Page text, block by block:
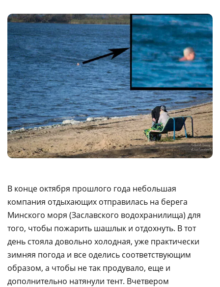
В конце октября прошлого года небольшая
компания отдыхающих отправилась на берега
Минского моря (Заславского водохранилища) для
того, чтобы пожарить шашлык и отдохнуть. В тот
день стояла довольно холодная, уже практически
зимняя погода и все оделись соответствующим
образом, а чтобы не так продувало, еще и
дополнительно натянули тент. Вчетвером